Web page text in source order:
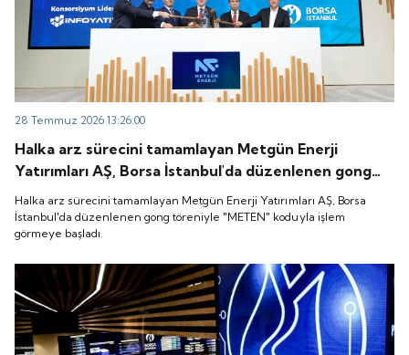
28 Temmuz 2026 13:26:00
Halka arz sürecini tamamlayan Metgün Enerji
Yatırımları AŞ, Borsa İstanbul'da düzenlenen gong
töreniyle "METEN" koduyla işlem görmeye başladı.
Halka arz sürecini tamamlayan Metgün Enerji Yatırımları AŞ, Borsa
İstanbul'da düzenlenen gong töreniyle "METEN" koduyla işlem
görmeye başladı.